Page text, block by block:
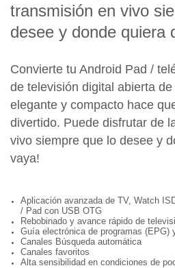
transmisión en vivo
desee y donde quiera
Convierte tu Android Pad /
de televisión digital abierta
elegante y compacto hace
divertido. Puede disfrutar de
vivo siempre que lo desee y
vaya!
Aplicación avanzada de TV, Watch
/ Pad con USB OTG
Rebobinado y avance rápido de
Guía electrónica de programas (EPG)
Canales Búsqueda automática
Canales favoritos
Alta sensibilidad en condiciones de